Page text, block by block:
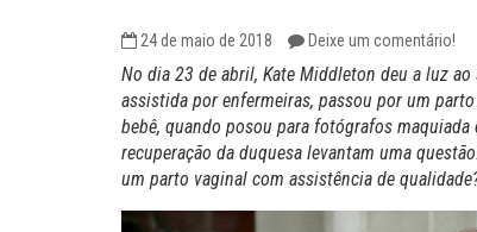
24 de maio de 2018 Deixe um comentário!
No dia 23 de abril, Kate Middleton deu a luz
assistida por enfermeiras, passou por um
bebê, quando posou para fotógrafos
recuperação da duquesa levantam uma
um parto vaginal com assistência de